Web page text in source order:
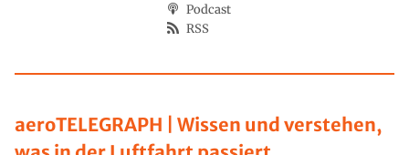
aeroTELEGRAPH | Wissen und verstehen,
Podcast
RSS